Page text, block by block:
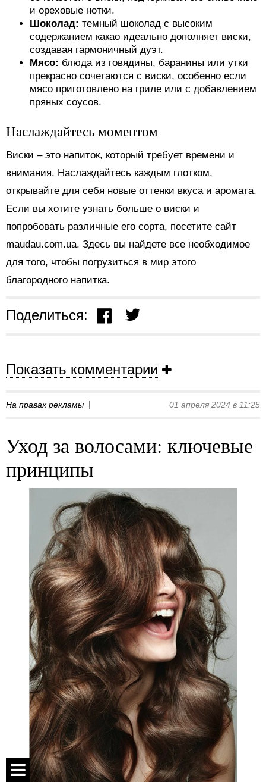
и ореховые нотки.
Шоколад: темный шоколад с высоким
содержанием какао идеально дополняет виски,
создавая гармоничный дуэт.
Мясо: блюда из говядины, баранины или утки
прекрасно сочетаются с виски, особенно если
мясо приготовлено на гриле или с добавлением
пряных соусов.
Наслаждайтесь моментом
Виски – это напиток, который требует времени и
внимания. Наслаждайтесь каждым глотком,
открывайте для себя новые оттенки вкуса и аромата.
Если вы хотите узнать больше о виски и
попробовать различные его сорта, посетите сайт
maudau.com.ua. Здесь вы найдете все необходимое
для того, чтобы погрузиться в мир этого
благородного напитка.
Поделиться:
Показать комментарии
На правах рекламы 01 апреля 2024 в 11:25
Уход за волосами: ключевые
принципы